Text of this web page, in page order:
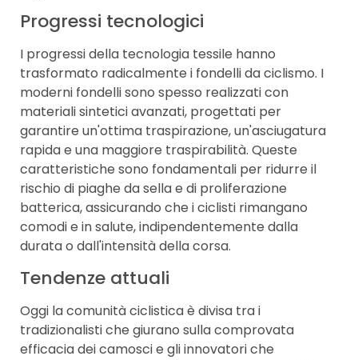
Progressi tecnologici
I progressi della tecnologia tessile hanno
trasformato radicalmente i fondelli da ciclismo. I
moderni fondelli sono spesso realizzati con
materiali sintetici avanzati, progettati per
garantire un'ottima traspirazione, un'asciugatura
rapida e una maggiore traspirabilità. Queste
caratteristiche sono fondamentali per ridurre il
rischio di piaghe da sella e di proliferazione
batterica, assicurando che i ciclisti rimangano
comodi e in salute, indipendentemente dalla
durata o dall'intensità della corsa.
Tendenze attuali
Oggi la comunità ciclistica è divisa tra i
tradizionalisti che giurano sulla comprovata
efficacia dei camosci e gli innovatori che